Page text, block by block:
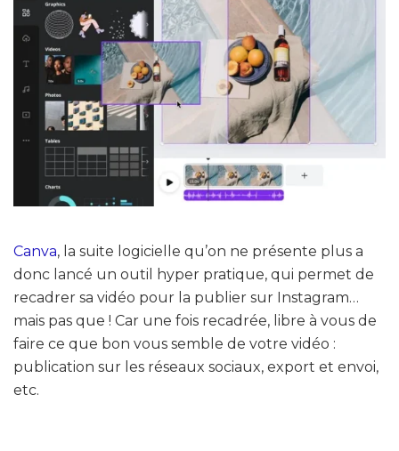
Canva, la suite logicielle qu’on ne présente plus a
donc lancé un outil hyper pratique, qui permet de
recadrer sa vidéo pour la publier sur Instagram…
mais pas que ! Car une fois recadrée, libre à vous de
faire ce que bon vous semble de votre vidéo :
publication sur les réseaux sociaux, export et envoi,
etc.